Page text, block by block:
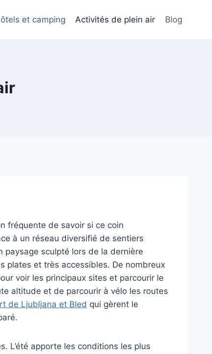
et camping Activités de plein air Blog
fréquente de savoir si ce coin
à un réseau diversifié de sentiers
paysage sculpté lors de la dernière
plates et très accessibles. De nombreux
voir les principaux sites et parcourir le
altitude et de parcourir à vélo les routes
de Ljubljana et Bled qui gèrent le
L’été apporte les conditions les plus